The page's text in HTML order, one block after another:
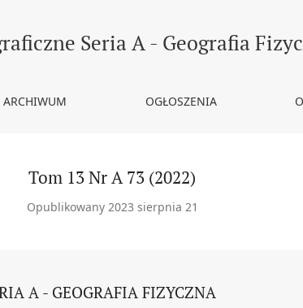
Seria A - Geografia
ARCHIWUM OGŁOSZENIA
Tom 13 Nr A 73 (2022)
Opublikowany 2023 sierpnia 21
A - GEOGRAFIA FIZYCZNA